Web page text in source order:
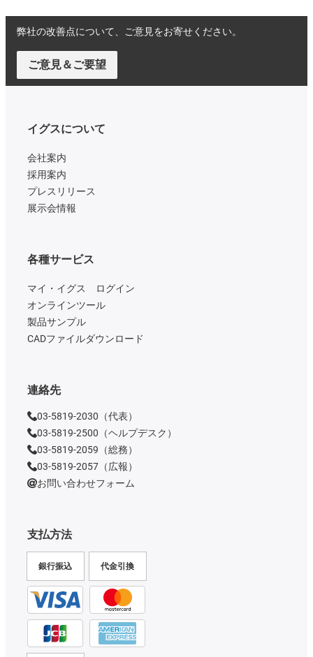
弊社の改善点について、ご意見をお寄せください。
ご意見＆ご要望
イグスについて
会社案内
採用案内
プレスリリース
展示会情報
支払方法
銀行振込 代金引換
各種サービス
マイ・イグス ログイン
オンラインツール
製品サンプル
CADファイルダウンロード
連絡先
03-5819-2030（代表）
03-5819-2500（ヘルプデスク）
03-5819-2059（総務）
03-5819-2057（広報）
お問い合わせフォーム